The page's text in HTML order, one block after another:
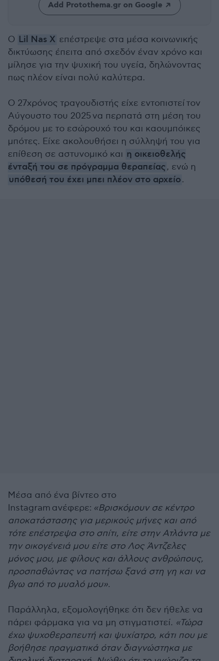
Add Protothema.gr on Google
Ο Lil Nas X επέστρεψε στα μέσα κοινωνικής
δικτύωσης έπειτα από σχεδόν έναν χρόνο και
μίλησε για την ψυχική του υγεία, δηλώνοντας
πως πλέον είναι πολύ καλύτερα.
O 27χρόνος τραγουδιστής είχε εντοπιστεί τον
Αύγουστο του 2025 να περπατά στη μέση του
δρόμου με το εσώρουχό του και καουμπόικες
μπότες. Είχε ακολουθήσει η σύλληψή του για
επίθεση σε αστυνομικό και η οικειοθελής
ένταξή του σε πρόγραμμα θεραπείας, ενώ η
υπόθεσή του έχει μπει πλέον στο αρχείο.
Μέσα από ένα βίντεο στο
Instagram ανέφερε: «Βρισκόμουν σε κέντρο
αποκατάστασης για μερικούς μήνες και από
τότε επέστρεψα στο σπίτι, είτε στην Ατλάντα με
την οικογένειά μου είτε στο Λος Άντζελες
μόνος μου, με φίλους και άλλους ανθρώπους,
προσπαθώντας να πατήσω ξανά στη γη και να
βγω από το μυαλό μου».
Παράλληλα, εξομολογήθηκε ότι δεν ήθελε να
πάρει φάρμακα για να μη στιγματιστεί. «Τώρα
έχω ψυχοθεραπευτή και ψυχίατρο, κάτι που με
βοήθησε πραγματικά όταν διαγνώστηκα με